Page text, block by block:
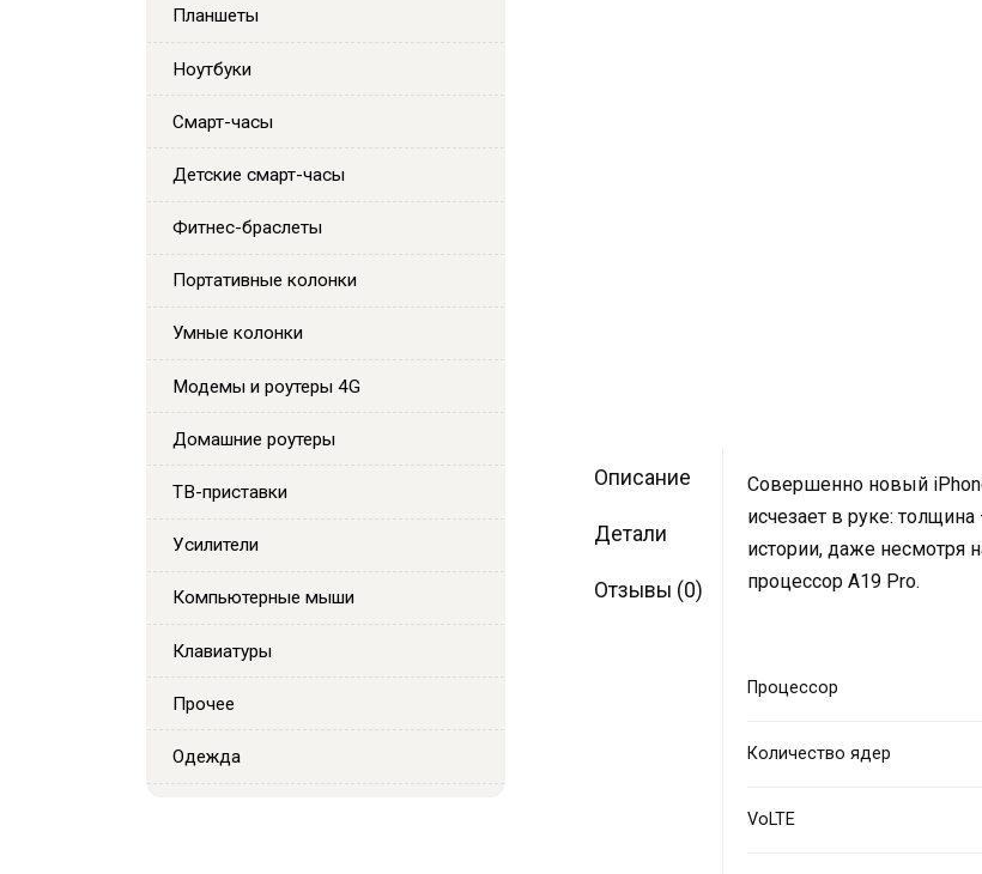
Описание
Детали
Отзывы (0)
Совершенно новый
исчезает в руке:
истории, даже
процессор A19 Pro.
Процессор
Количество ядер
VoLTE
Планшеты
Ноутбуки
Смарт-часы
Детские смарт-часы
Фитнес-браслеты
Портативные колонки
Умные колонки
Модемы и роутеры 4G
Домашние роутеры
ТВ-приставки
Усилители
Компьютерные мыши
Клавиатуры
Прочее
Одежда